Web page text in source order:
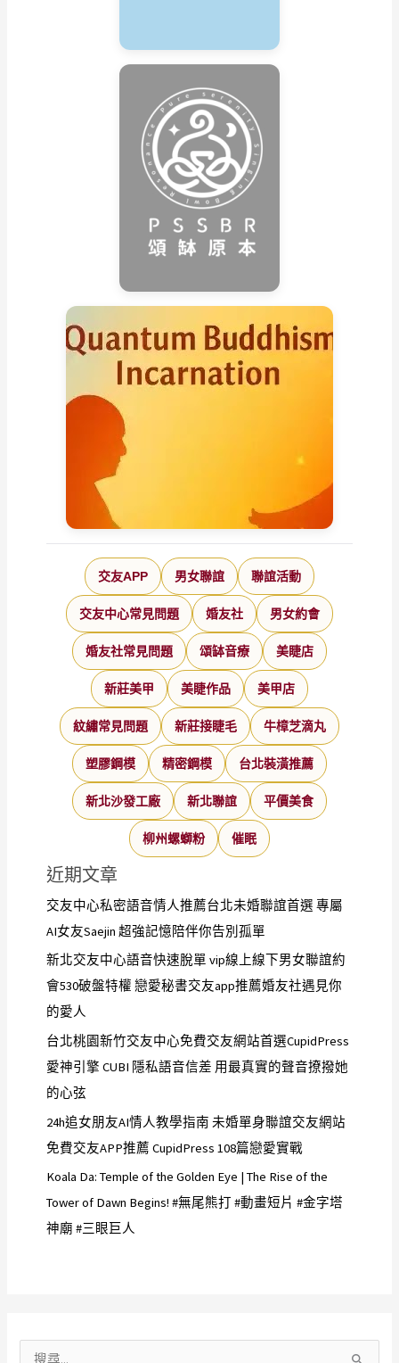
交友APP 男女聯誼 聯誼活動
交友中心常見問題 婚友社 男女約會
婚友社常見問題 頌缽音療 美睫店
新莊美甲 美睫作品 美甲店
紋繡常見問題 新莊接睫毛 牛樟芝滴丸
塑膠鋼模 精密鋼模 台北裝潢推薦
新北沙發工廠 新北聯誼 平價美食
柳州螺螄粉 催眠
近期文章
交友中心私密語音情人推薦台北未婚聯誼首選 專屬
AI女友Saejin 超強記憶陪伴你告別孤單
新北交友中心語音快速脫單 vip線上線下男女聯誼約
會530破盤特權 戀愛秘書交友app推薦婚友社遇見你
的愛人
台北桃園新竹交友中心免費交友網站首選CupidPress
愛神引擎 CUBI 隱私語音信差 用最真實的聲音撩撥她
的心弦
24h追女朋友AI情人教學指南 未婚單身聯誼交友網站
免費交友APP推薦 CupidPress 108篇戀愛實戰
Koala Da: Temple of the Golden Eye | The Rise of the
Tower of Dawn Begins! #無尾熊打 #動畫短片 #金字塔
神廟 #三眼巨人